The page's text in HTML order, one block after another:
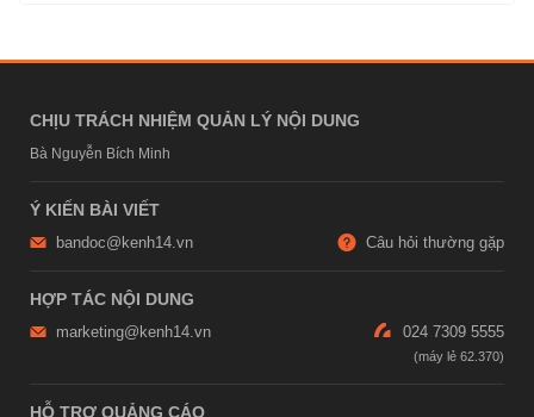
CHỊU TRÁCH NHIỆM QUẢN LÝ NỘI DUNG
Bà Nguyễn Bích Minh
Ý KIẾN BÀI VIẾT
bandoc@kenh14.vn Câu hỏi thường gặp
HỢP TÁC NỘI DUNG
marketing@kenh14.vn 024 7309 5555
HỖ TRỢ QUẢNG CÁO